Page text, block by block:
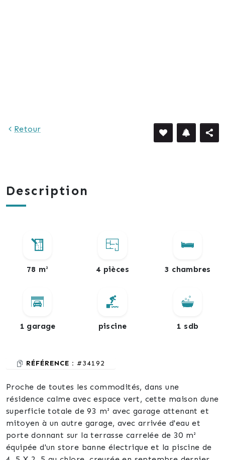
Retour
Description
78 m² 4 pièces 3 chambres
1 garage piscine 1 sdb
RÉFÉRENCE : #34192
Proche de toutes les commodités, dans une
résidence calme avec espace vert, cette maison dune
superficie totale de 93 m² avec garage attenant et
mitoyen à un autre garage, avec arrivée d'eau et
porte donnant sur la terrasse carrelée de 30 m²
équipée d'un store banne électrique et la piscine de